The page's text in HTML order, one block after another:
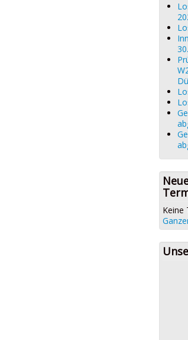
Keine